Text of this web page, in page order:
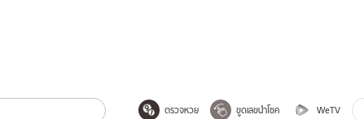
ตรวจหวย ขูดเลขนำโชค WeTV